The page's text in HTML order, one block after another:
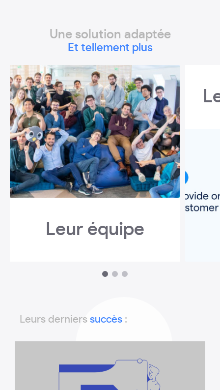
Une solution adaptée
Et tellement plus
Leur équipe
1 2 3
Leurs derniers succès :